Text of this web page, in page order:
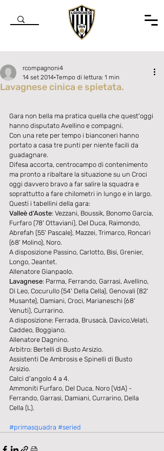
Lavagnese cinica e spietata.
rcompagnoni4
14 set 2014 Tempo di lettura: 1 min
Gara non bella ma pratica quella che quest'oggi
hanno disputato Avellino e compagni.
Con una rete per tempo i bianconeri hanno
portato a casa tre punti per niente facili da
guadagnare.
Difesa accorta, centrocampo di contenimento
ma pronto a ribaltare la situazione su un Croci
oggi davvero bravo a far salire la squadra e
soprattutto a fare chilometri in lungo e in largo.
Questi i tabellini della gara:
Valleè d'Aoste: Vezzani, Boussik, Bonomo Garcia,
Furfaro (78' Ottaviani), Del Duca, Raimondo,
Abrefah (55' Pascale), Mazzei, Trimarco, Roncari
(68' Molino), Noro.
A disposizione Passino, Carlotto, Bisi, Grenier,
Longo, Jeantet.
Allenatore Gianpaolo.
Lavagnese: Parma, Ferrando, Garrasi, Avellino,
Di Leo, Cocurullo (54' Della Cella), Genovali (82'
Musante), Damiani, Croci, Marianeschi (68'
Venuti), Currarino.
A disposizione: Ferrada, Brusacà, Davico,Velati,
Caddeo, Boggiano.
Allenatore Dagnino.
Arbitro: Bertelli di Busto Arsizio.
Assistenti De Ambrosis e Spinelli di Busto
Arsizio.
Calci d'angolo 4 a 4.
Ammoniti Furfaro, Del Duca, Noro (VdA) -
Ferrando, Garrasi, Damiani, Currarino, Della
Cella (L).
#primasquadra #seried